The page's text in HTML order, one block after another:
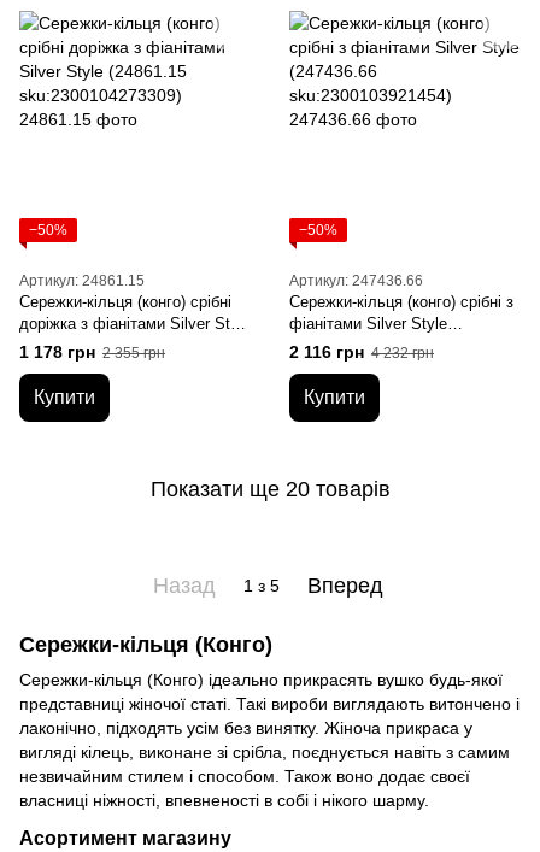
−50%
Артикул: 24861.15
Сережки-кільця (конго) срібні
доріжка з фіанітами Silver Style
(24861.15 sku:2300104273309)
1 178 грн 2 355 грн
Купити
−50%
Артикул: 247436.66
Сережки-кільця (конго) срібні з
фіанітами Silver Style
(247436.66 sku:2300103921454)
2 116 грн 4 232 грн
Купити
Показати ще 20 товарів
Назад 1 з 5 Вперед
Сережки-кільця (Конго)
Сережки-кільця (Конго) ідеально прикрасять вушко будь-якої
представниці жіночої статі. Такі вироби виглядають витончено і
лаконічно, підходять усім без винятку. Жіноча прикраса у
вигляді кілець, виконане зі срібла, поєднується навіть з самим
незвичайним стилем і способом. Також воно додає своєї
власниці ніжності, впевненості в собі і нікого шарму.
Асортимент магазину